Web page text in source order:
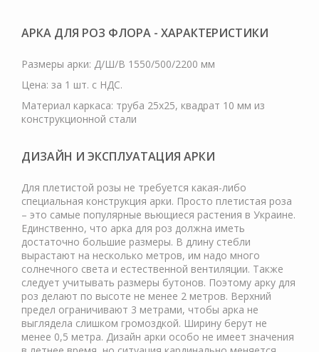
АРКА ДЛЯ РОЗ ФЛОРА - ХАРАКТЕРИСТИКИ
Размеры арки: Д/Ш/В 1550/500/2200 мм
Цена: за 1 шт. с НДС.
Материал каркаса: труба 25х25, квадрат 10 мм из
конструкционной стали
ДИЗАЙН И ЭКСПЛУАТАЦИЯ АРКИ
Для плетистой розы не требуется какая-либо
специальная конструкция арки. Просто плетистая роза
– это самые популярные вьющиеся растения в Украине.
Единственно, что арка для роз должна иметь
достаточно большие размеры. В длину стебли
вырастают на несколько метров, им надо много
солнечного света и естественной вентиляции. Также
следует учитывать размеры бутонов. Поэтому арку для
роз делают по высоте не менее 2 метров. Верхний
предел ограничивают 3 метрами, чтобы арка не
выглядела слишком громоздкой. Ширину берут не
менее 0,5 метра. Дизайн арки особо не имеет значения